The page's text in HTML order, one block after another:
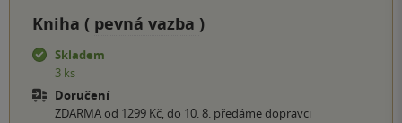
Kniha ( pevná vazba )
Skladem
3 ks
Doručení
ZDARMA od 1299 Kč, do 10. 8. předáme dopravci